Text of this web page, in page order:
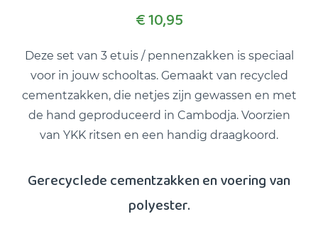
€ 10,95
Deze set van 3 etuis / pennenzakken is speciaal
voor in jouw schooltas. Gemaakt van recycled
cementzakken, die netjes zijn gewassen en met
de hand geproduceerd in Cambodja. Voorzien
van YKK ritsen en een handig draagkoord.
Gerecyclede cementzakken en voering van
polyester.